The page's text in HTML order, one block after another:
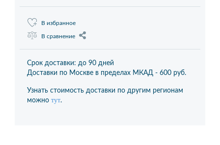
В избранное
В сравнение
Срок доставки: до 90 дней
Доставки по Москве в пределах МКАД - 600 руб.
Узнать стоимость доставки по другим регионам
можно тут.